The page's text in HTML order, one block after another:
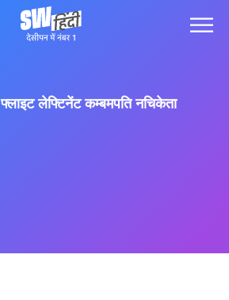
फ्लाइट लेफ्टिनेंट कम्बमपति नचिकेता